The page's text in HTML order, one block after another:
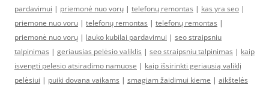
pardavimui | priemonė nuo vorų | telefonų remontas | kas yra seo |
priemone nuo voru | telefonų remontas | telefonų remontas |
priemonė nuo vorų | lauko kubilai pardavimui | seo straipsniu
talpinimas | geriausias pelėsio valiklis | seo straipsniu talpinimas | kaip
isvengti pelesio atsiradimo namuose | kaip išsirinkti geriausią valiklį
pelėsiui | puiki dovana vaikams | smagiam žaidimui kieme | aikštelės